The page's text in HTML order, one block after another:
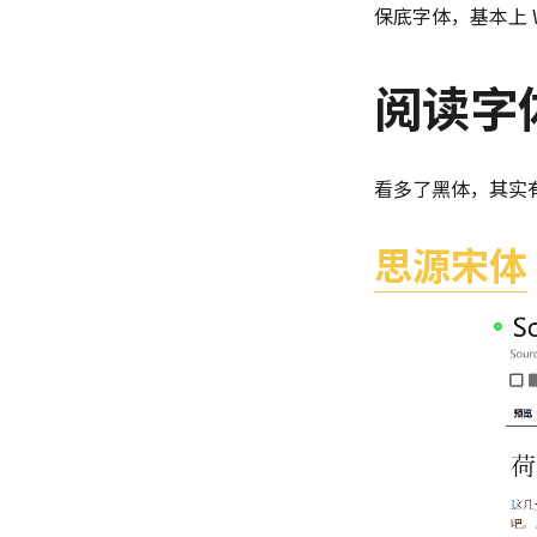
保底字体，基本上
阅读字
看多了黑体，其实
思源宋体